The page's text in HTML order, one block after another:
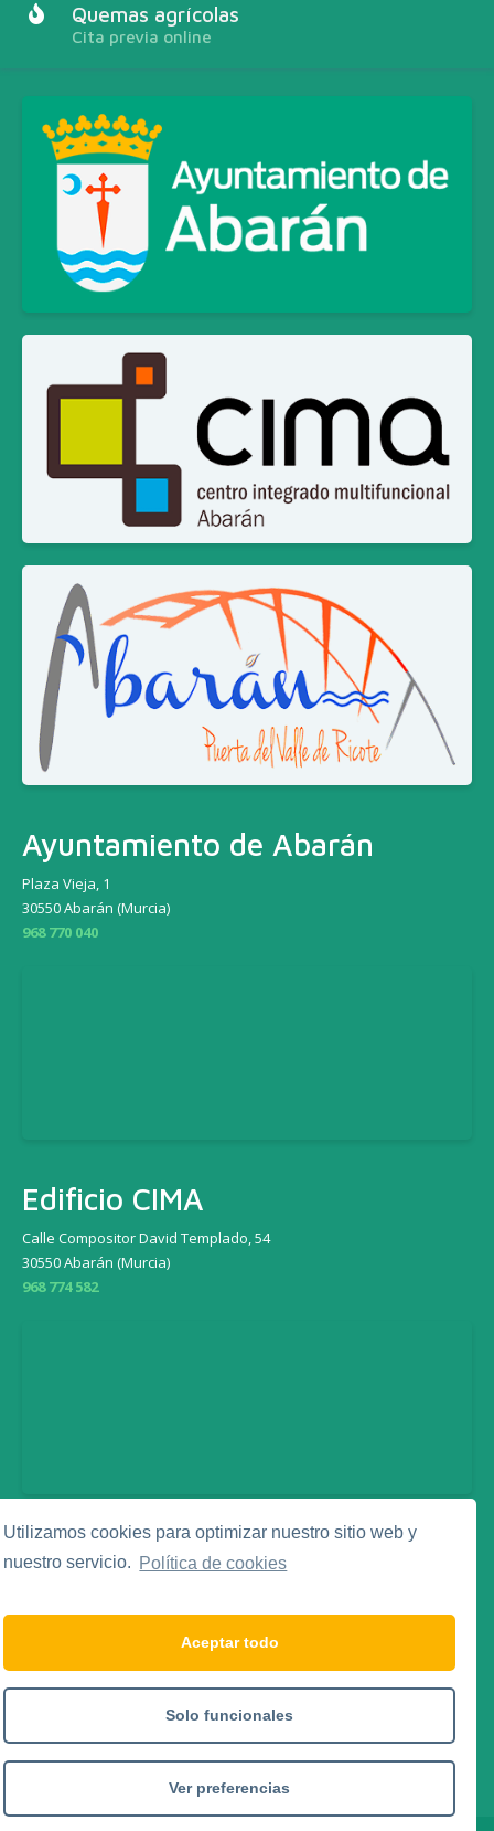
Utilizamos cookies para optimizar nuestro sitio web y
nuestro servicio. Política de cookies
Aceptar todo
Solo funcionales
Ver preferencias
Quemas agrícolas
Cita previa online
Ayuntamiento de Abarán
Plaza Vieja, 1
30550 Abarán (Murcia)
968 770 040
Edificio CIMA
Calle Compositor David Templado, 54
30550 Abarán (Murcia)
968 774 582
Legal
Política de Privacidad
Social Media